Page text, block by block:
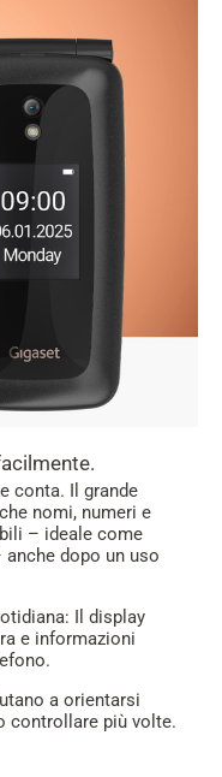
conta. Il grande
nomi, numeri e
– ideale come
dopo un uso
Il display
e informazioni
a orientarsi
controllare più volte.